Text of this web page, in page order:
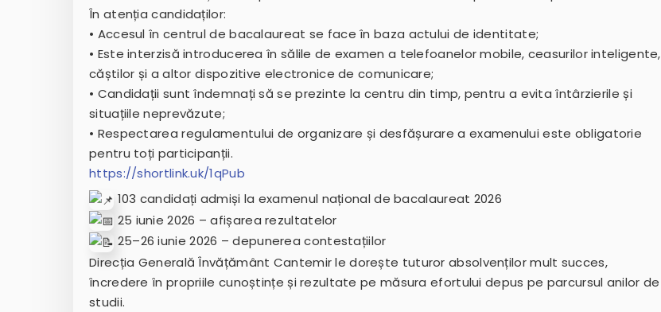
În atenția candidaților:
• Accesul în centrul de bacalaureat se face în baza actului de identitate;
• Este interzisă introducerea în sălile de examen a telefoanelor mobile, ceasurilor inteligente,
căștilor și a altor dispozitive electronice de comunicare;
• Candidații sunt îndemnați să se prezinte la centru din timp, pentru a evita întârzierile și
situațiile neprevăzute;
• Respectarea regulamentului de organizare și desfășurare a examenului este obligatorie
pentru toți participanții.
https://shortlink.uk/1qPub
103 candidați admiși la examenul național de bacalaureat 2026
25 iunie 2026 – afișarea rezultatelor
25–26 iunie 2026 – depunerea contestațiilor
Direcția Generală Învățământ Cantemir le dorește tuturor absolvenților mult succes,
încredere în propriile cunoștințe și rezultate pe măsura efortului depus pe parcursul anilor de
studii.